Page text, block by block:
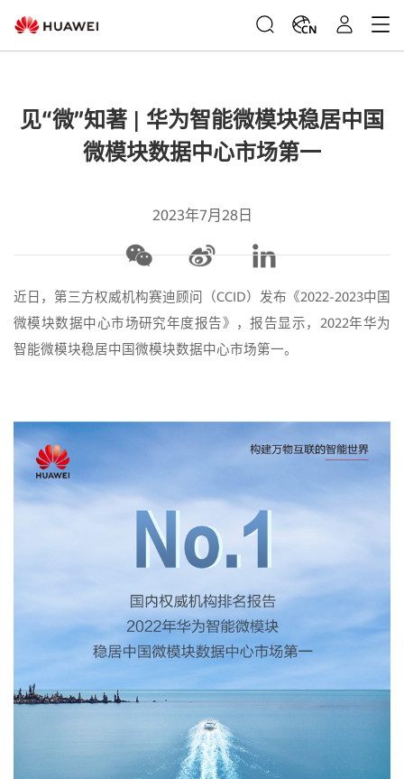
CN
见“微”知著 | 华为智能微模块稳居中国
微模块数据中心市场第一
2023年7月28日
近日，第三方权威机构赛迪顾问（CCID）发布《2022-2023中国
微模块数据中心市场研究年度报告》，报告显示，2022年华为
智能微模块稳居中国微模块数据中心市场第一。